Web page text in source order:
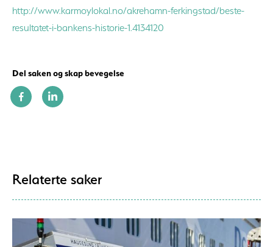
http://www.karmoylokal.no/akrehamn-ferkingstad/beste-
resultatet-i-bankens-historie-1.4134120
Del saken og skap bevegelse
Relaterte saker